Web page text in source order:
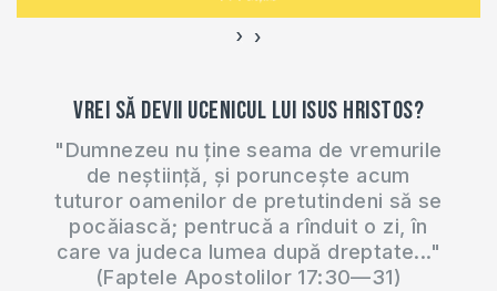
‹ ›
Vrei să devii ucenicul lui Isus Hristos?
"Dumnezeu nu ține seama de vremurile
de neștiință, și poruncește acum
tuturor oamenilor de pretutindeni să se
pocăiască; pentrucă a rînduit o zi, în
care va judeca lumea după dreptate..."
(Faptele Apostolilor 17:30—31)